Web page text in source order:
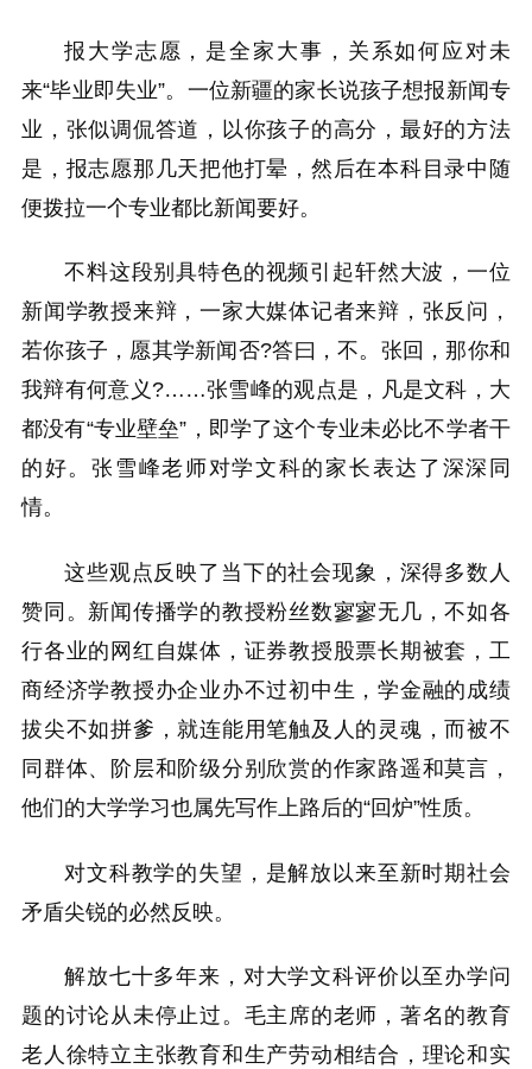
报大学志愿，是全家大事，关系如何应对未
来“毕业即失业”。一位新疆的家长说孩子想报新闻专
业，张似调侃答道，以你孩子的高分，最好的方法
是，报志愿那几天把他打晕，然后在本科目录中随
便拨拉一个专业都比新闻要好。
不料这段别具特色的视频引起轩然大波，一位
新闻学教授来辩，一家大媒体记者来辩，张反问，
若你孩子，愿其学新闻否?答曰，不。张回，那你和
我辩有何意义?……张雪峰的观点是，凡是文科，大
都没有“专业壁垒”，即学了这个专业未必比不学者干
的好。张雪峰老师对学文科的家长表达了深深同
情。
这些观点反映了当下的社会现象，深得多数人
赞同。新闻传播学的教授粉丝数寥寥无几，不如各
行各业的网红自媒体，证券教授股票长期被套，工
商经济学教授办企业办不过初中生，学金融的成绩
拔尖不如拼爹，就连能用笔触及人的灵魂，而被不
同群体、阶层和阶级分别欣赏的作家路遥和莫言，
他们的大学学习也属先写作上路后的“回炉”性质。
对文科教学的失望，是解放以来至新时期社会
矛盾尖锐的必然反映。
解放七十多年来，对大学文科评价以至办学问
题的讨论从未停止过。毛主席的老师，著名的教育
老人徐特立主张教育和生产劳动相结合，理论和实